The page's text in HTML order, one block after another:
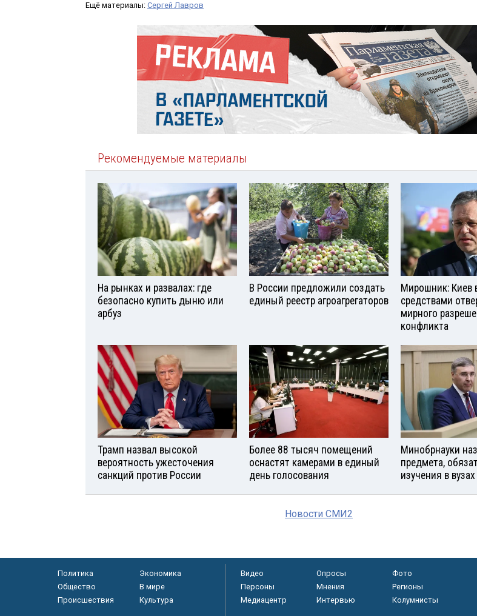
Ещё материалы: Сергей Лавров
Рекомендуемые материалы
На рынках и развалах: где
безопасно купить дыню или
арбуз
В России предложили создать
единый реестр агроагрегаторов
Мирошник: Киев
средствами
мирного
конфликта
Трамп назвал высокой
вероятность ужесточения
санкций против России
Более 88 тысяч помещений
оснастят камерами в единый
день голосования
Минобрнауки
предмета,
изучения в вузах
Новости СМИ2
Политика
Экономика
Общество
В мире
Происшествия
Культура
Видео Опросы
Фото
Персоны
Мнения
Регионы
Медиацентр
Интервью Колумнисты